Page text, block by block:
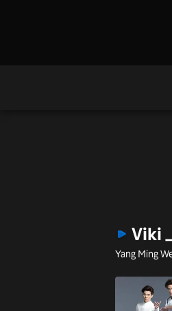
Viki
Yang Ming